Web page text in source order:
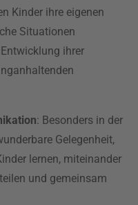
Kinder ihre eigenen
Situationen
ihrer
: Besonders in der
Gelegenheit,
lernen, miteinander
und gemeinsam